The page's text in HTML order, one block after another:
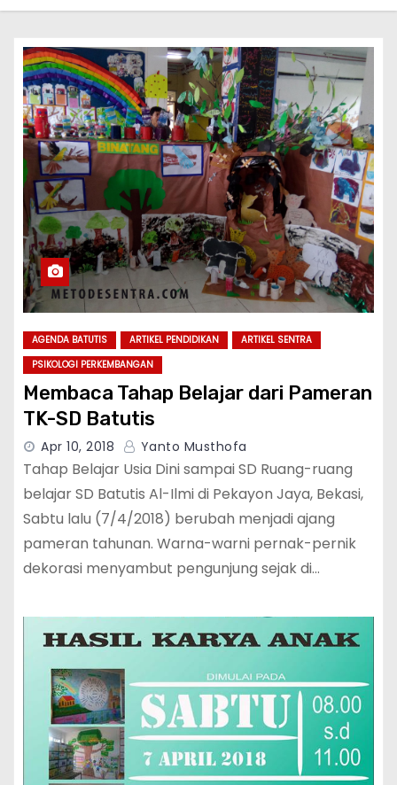
AGENDA BATUTIS ARTIKEL PENDIDIKAN
ARTIKEL SENTRA
PSIKOLOGI PERKEMBANGAN
Membaca Tahap Belajar dari Pameran
TK-SD Batutis
Apr 10, 2018 Yanto Musthofa
Tahap Belajar Usia Dini sampai SD Ruang-ruang
belajar SD Batutis Al-Ilmi di Pekayon Jaya, Bekasi,
Sabtu lalu (7/4/2018) berubah menjadi ajang
pameran tahunan. Warna-warni pernak-pernik
dekorasi menyambut pengunjung sejak di…